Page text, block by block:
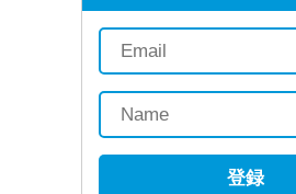
登録